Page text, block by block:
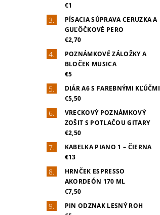
€1
PÍSACIA SÚPRAVA CERUZKA A
GUĽÔČKOVÉ PERO
€2,70
POZNÁMKOVÉ ZÁLOŽKY A
BLOČEK MUSICA
€5
DIÁR A6 S FAREBNÝMI KĽÚČMI
€5,50
VRECKOVÝ POZNÁMKOVÝ
ZOŠIT S POTLAČOU GITARY
€2,50
KABELKA PIANO 1 – ČIERNA
€13
HRNČEK ESPRESSO
AKORDEÓN 170 ML
€7,50
PIN ODZNAK LESNÝ ROH